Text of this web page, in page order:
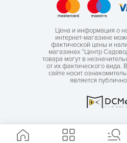
Цена и информация о
интернет-магазине
фактической цены и
магазинах “Центр
товара могут в
от их фактического вида.
сайте носит
является